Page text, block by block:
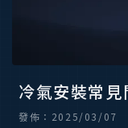
冷氣安裝常
裝】【台北變
發佈：2025/03/07